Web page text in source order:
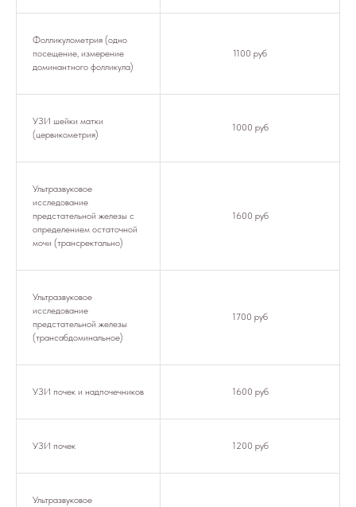
Фолликулометрия (одно
посещение, измерение
доминантного фолликула)
1100 руб
УЗИ шейки матки
(цервикометрия)
1000 руб
Ультразвуковое
исследование
предстательной железы с
определением остаточной
мочи (трансректально)
1600 руб
Ультразвуковое
исследование
предстательной железы
(трансабдоминальное)
1700 руб
УЗИ почек и надпочечников 1600 руб
УЗИ почек 1200 руб
Ультразвуковое